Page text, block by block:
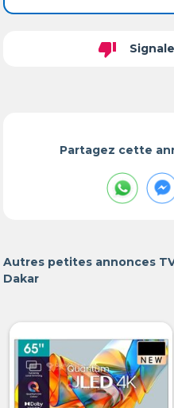
thumb_down
Partagez cette
Autres petites annonces
Dakar